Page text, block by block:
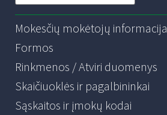
Mokesčių mokėtojų informacija
Formos
Rinkmenos / Atviri duomenys
Skaičiuoklės ir pagalbininkai
Sąskaitos ir įmokų kodai